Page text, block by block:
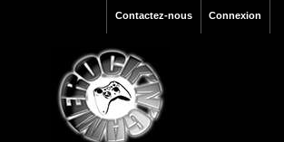
Connexion
Contactez-nous